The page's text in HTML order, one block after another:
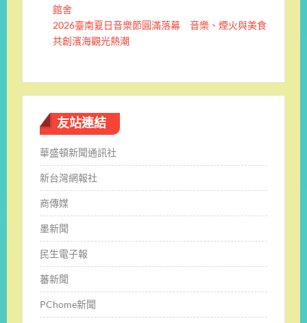
館舍
2026臺南夏日音樂節圓滿落幕 音樂、煙火與美食
共創濱海觀光熱潮
友站連結
華盛頓新聞通訊社
新台灣網報社
商傳媒
墨新聞
民生電子報
蕃新聞
PChome新聞